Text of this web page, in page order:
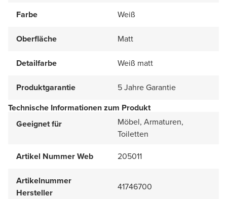
Farbe Weiß
Oberfläche Matt
Detailfarbe Weiß matt
Produktgarantie
5 Jahre Garantie
Technische Informationen zum Produkt
Geeignet für
Möbel, Armaturen,
Toiletten
Artikel Nummer Web
205011
Artikelnummer
Hersteller
41746700